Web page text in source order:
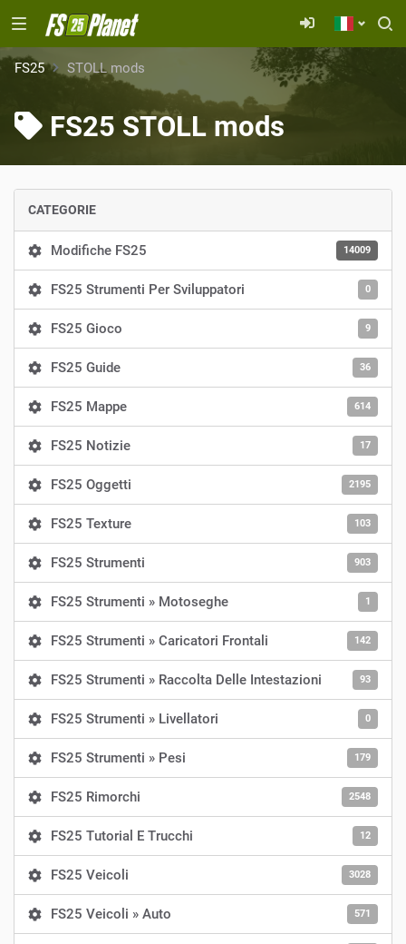
FS25 STOLL mods
FS25 STOLL mods
CATEGORIE
Modifiche FS25 14009
FS25 Strumenti Per Sviluppatori 0
FS25 Gioco 9
FS25 Guide 36
FS25 Mappe 614
FS25 Notizie 17
FS25 Oggetti 2195
FS25 Texture 103
FS25 Strumenti 903
FS25 Strumenti » Motoseghe 1
FS25 Strumenti » Caricatori Frontali 142
FS25 Strumenti » Raccolta Delle Intestazioni 93
FS25 Strumenti » Livellatori 0
FS25 Strumenti » Pesi 179
FS25 Rimorchi 2548
FS25 Tutorial E Trucchi 12
FS25 Veicoli 3028
FS25 Veicoli » Auto 571